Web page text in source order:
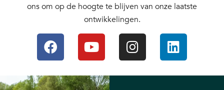
ons om op de hoogte te blijven van onze laatste
ontwikkelingen.